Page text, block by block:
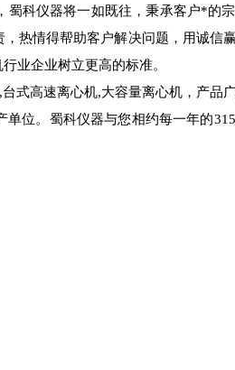
科仪器将一如既往，秉承客户*的
热情得帮助客户解决问题，用诚信
业企业树立更高的标准。
式高速离心机,大容量离心机，产品
位。蜀科仪器与您相约每一年的